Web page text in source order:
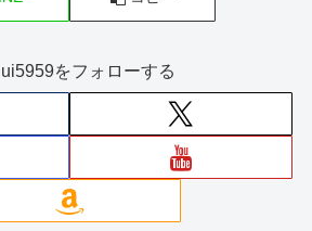
をフォローする